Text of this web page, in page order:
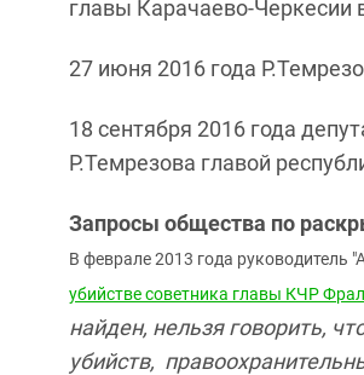
главы Карачаево-Черкесии
27 июня 2016 года
18 сентября 2016 года
Р.Темрезова главой
Запросы общества по
В феврале 2013 года руководитель
убийстве советника главы КЧР
найден, нельзя говорить,
убийств,